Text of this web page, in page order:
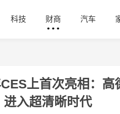
科技 财商 汽车
上首次亮相：高
进入超清晰时代